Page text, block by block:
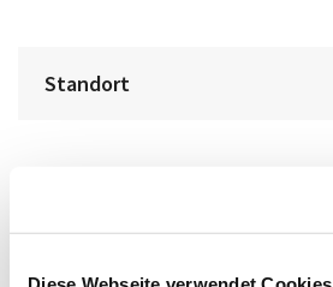
Standort